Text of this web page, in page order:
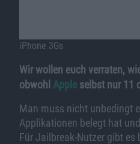
iPhone 3Gs
Wir wollen euch verraten,
obwohl Apple selbst nur 11
Man muss nicht unbedingt
Applikationen belegt hat
Für Jailbreak-Nutzer gibt es